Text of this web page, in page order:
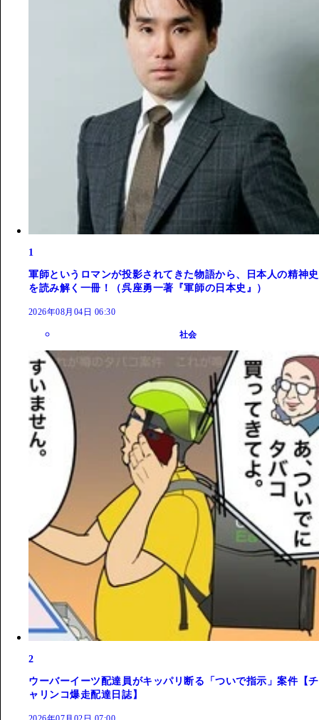
1
軍師というロマンが投影されてきた物語から、日本人の精神史
を読み解く一冊！（呉座勇一著『軍師の日本史』）
2026年08月04日 06:30
社会
2
ウーバーイーツ配達員がキッパリ断る「ついで指示」案件【チ
ャリンコ爆走配達日誌】